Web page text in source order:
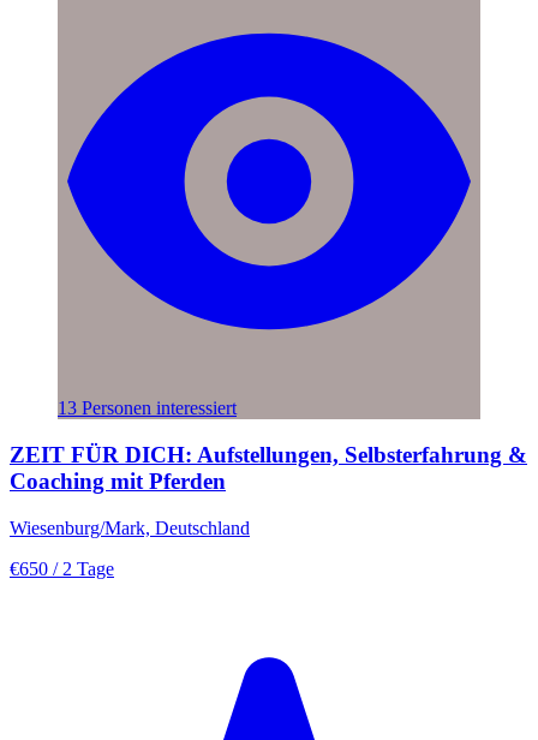
13 Personen interessiert
ZEIT FÜR DICH: Aufstellungen, Selbsterfahrung &
Coaching mit Pferden
Wiesenburg/Mark, Deutschland
€650 / 2 Tage